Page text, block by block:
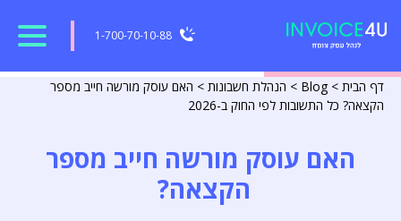
1-700-70-10-88
דף הבית >
Blog
> הנהלת חשבונות > האם עוסק מורשה חייב מספר
הקצאה? כל התשובות לפי החוק ב-2026
האם עוסק מורשה חייב מספר
הקצאה?